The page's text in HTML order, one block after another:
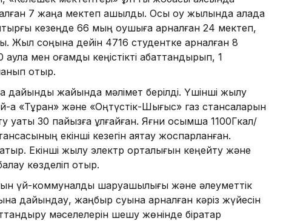
7 жаңа мектеп ашылды. Осы оқу жылында қалада
кезеңде 66 мың оқушыға арналған 24 мектеп,
Жыл соңына дейін 4716 студентке арналған 8
мен қоғамдық кеңістікті абаттандырып, 1
отыр.
жайында мәлімет берілді. Үшінші жылу
ақ «Тұран» және «Оңтүстік-Шығыс» газ стансаларын
30 пайызға ұлғайған. Яғни қосымша 1100Гкал/
екінші кезегін аяқтау жоспарланған.
Екінші жылу электр орталығын кеңейту және
көзделіп отыр.
үй-коммуналдық шаруашылығы және әлеуметтік
дайындау, жаңбыр суына арналған кәріз жүйесін
мәселелерін шешу жөнінде бірқатар